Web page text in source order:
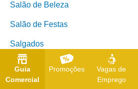
Guia
Comercial
Promoções
Vagas de
Emprego
Salão de Beleza
Salão de Festas
Salgados
Saúde
Segurança Eletrônica